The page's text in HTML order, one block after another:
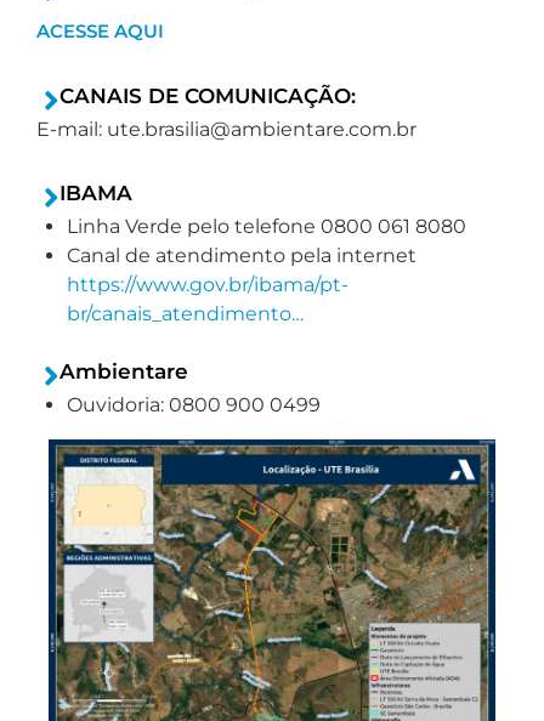
ACESSE AQUI
CANAIS DE COMUNICAÇÃO:
E-mail: ute.brasilia@ambientare.com.br
IBAMA
Linha Verde pelo telefone 0800 061 8080
Canal de atendimento pela internet
https://www.gov.br/ibama/pt-
br/canais_atendimento…
Ambientare
Ouvidoria: 0800 900 0499